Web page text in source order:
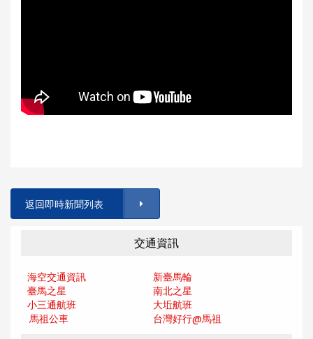
返回即時新聞列表
交通資訊
海空交通資訊
新臺馬輪
臺馬之星
南北之星
小三通航班
大坵航班
馬祖公車
台灣好行@馬祖